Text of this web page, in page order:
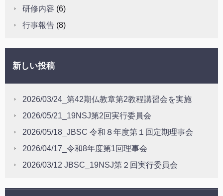
研修内容 (6)
行事報告 (8)
新しい投稿
2026/03/24_第42期仏教章第2教程講習会を実施
2026/05/21_19NSJ第2回実行委員会
2026/05/18_JBSC 令和８年度第１回定期理事会
2026/04/17_令和8年度第1回理事会
2026/03/12 JBSC_19NSJ第２回実行委員会